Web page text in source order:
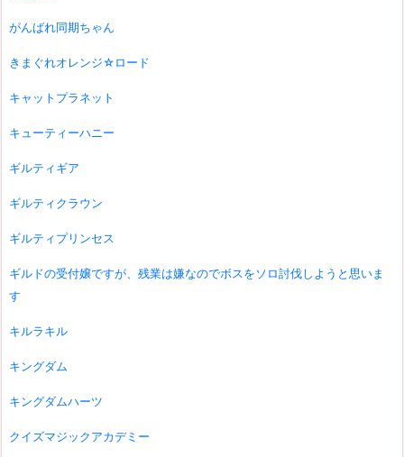
がんばれ同期ちゃん
きまぐれオレンジ☆ロード
キャットプラネット
キューティーハニー
ギルティギア
ギルティクラウン
ギルティプリンセス
ギルドの受付嬢ですが、残業は嫌なのでボスをソロ討伐しようと思いま
す
キルラキル
キングダム
キングダムハーツ
クイズマジックアカデミー